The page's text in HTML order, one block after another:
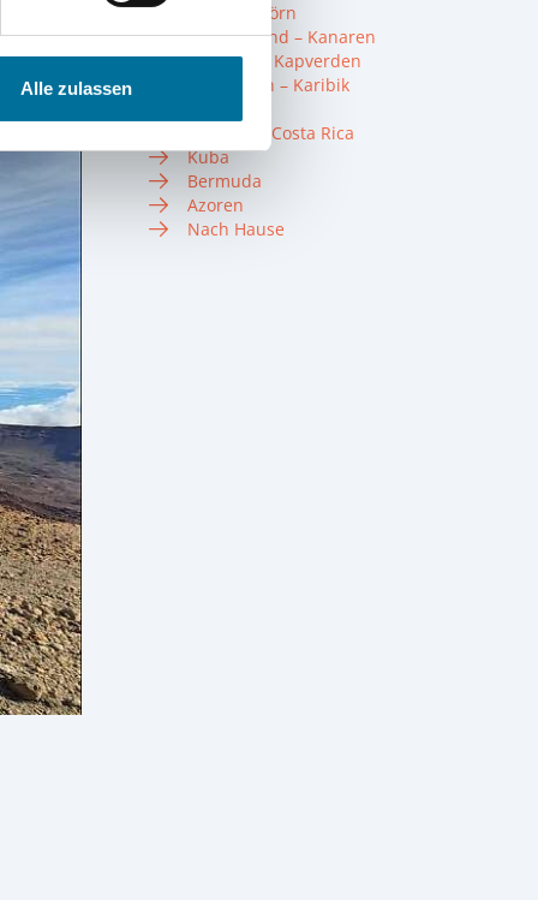
Alle zulassen
Vor dem Törn
Deutschland – Kanaren
Kanaren – Kapverden
Kapverden – Karibik
Panama + Costa Rica
Kuba
Bermuda
Azoren
Nach Hause